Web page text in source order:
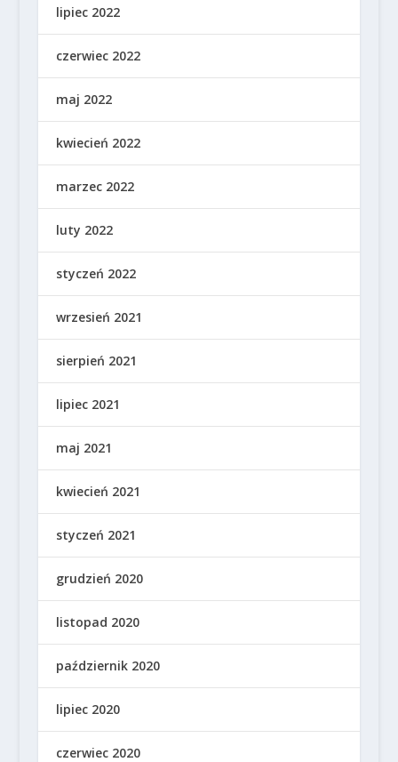
lipiec 2022
czerwiec 2022
maj 2022
kwiecień 2022
marzec 2022
luty 2022
styczeń 2022
wrzesień 2021
sierpień 2021
lipiec 2021
maj 2021
kwiecień 2021
styczeń 2021
grudzień 2020
listopad 2020
październik 2020
lipiec 2020
czerwiec 2020